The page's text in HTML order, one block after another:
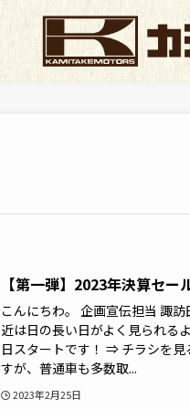
【第一弾】2023年決算セー
こんにちわ。 企画宣伝担当 諏
近は日の長い日がよく見られる
日スタートです！ ⇒ チラシを
すが、普通車も多数取...
2023年2月25日